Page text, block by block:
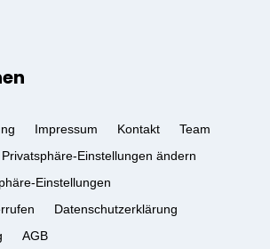
Impressum Kontakt
Team
Privatsphäre-Einstellungen ändern
Einstellungen
Datenschutzerklärung
AGB